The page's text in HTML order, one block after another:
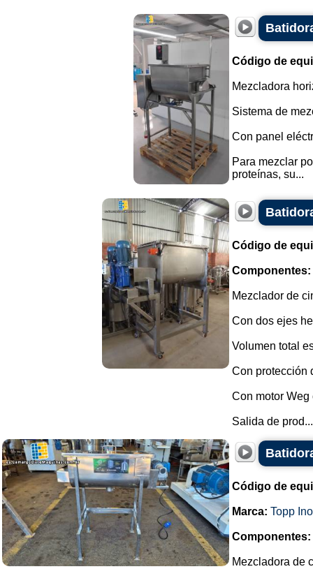
Código de
Mezcladora
Sistema de
Con panel
Para mezclar
proteínas, su...
Código de
Componentes:
Mezclador de
Con dos ejes
Volumen total
Con protección
Con motor
Salida de prod...
Código de
Marca: Topp
Componentes:
Mezcladora de